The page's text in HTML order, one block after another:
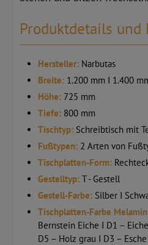
Produktdetails und
Hersteller: Narbutas
Breite: 1.200 mm I 1.400
Höhe: 725 mm
Tiefe: 800 mm
Tischtyp: Schreibtisch mit
Fußtypen: 2 Arten von
Tischplatten-Form:
Gestelltyp: T - Gestell
Gestell-Farbe: Silber I
Tischplatten-Farbe
Bernstein Eiche I D1 –
D5 – Holz grau I D3 –